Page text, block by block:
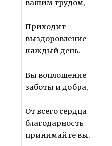
вашим трудом,
Приходит
выздоровление
каждый день.
Вы воплощение
заботы и добра,
От всего сердца
благодарность
принимайте вы.